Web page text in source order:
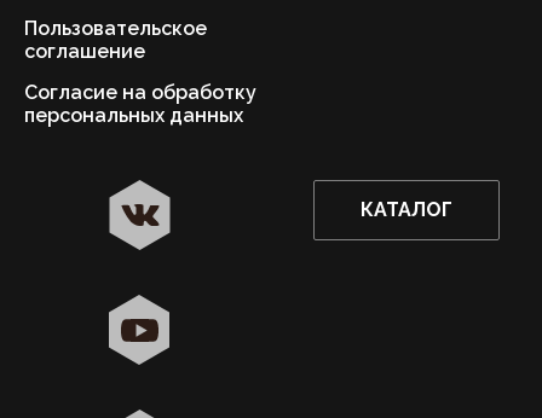
Пользовательское
соглашение
Согласие на обработку
персональных данных
КАТАЛОГ